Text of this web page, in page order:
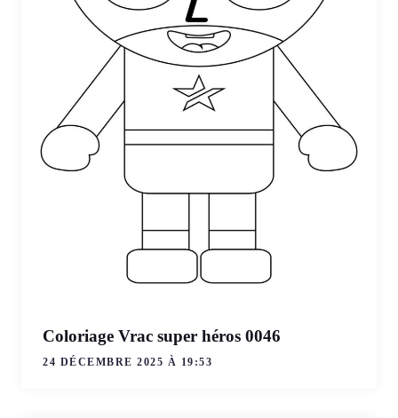
Coloriage Vrac super héros 0046
24 DÉCEMBRE 2025 À 19:53